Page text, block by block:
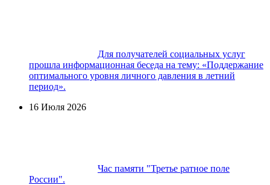
Для получателей социальных услуг
прошла информационная беседа на тему: «Поддержание
оптимального уровня личного давления в летний
период».
16 Июля 2026
Час памяти "Третье ратное поле
России".